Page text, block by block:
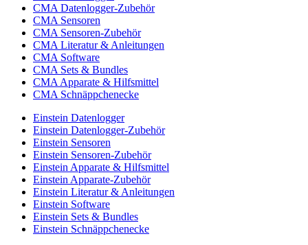
CMA Datenlogger-Zubehör
CMA Sensoren
CMA Sensoren-Zubehör
CMA Literatur & Anleitungen
CMA Software
CMA Sets & Bundles
CMA Apparate & Hilfsmittel
CMA Schnäppchenecke
Einstein Datenlogger
Einstein Datenlogger-Zubehör
Einstein Sensoren
Einstein Sensoren-Zubehör
Einstein Apparate & Hilfsmittel
Einstein Apparate-Zubehör
Einstein Literatur & Anleitungen
Einstein Software
Einstein Sets & Bundles
Einstein Schnäppchenecke